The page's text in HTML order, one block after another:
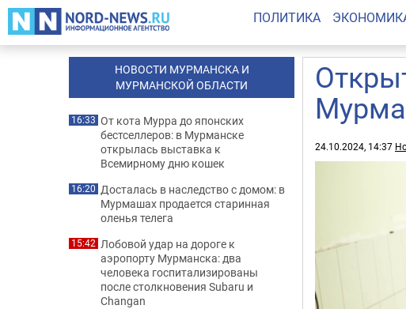
ПОЛИТИКА
24.10.2024, 14:37
НОВОСТИ МУРМАНСКА И
МУРМАНСКОЙ ОБЛАСТИ
16:33 От кота Мурра до японских
бестселлеров: в Мурманске
открылась выставка к
Всемирному дню кошек
16:20 Досталась в наследство с домом: в
Мурмашах продается старинная
оленья телега
15:42 Лобовой удар на дороге к
аэропорту Мурманска: два
человека госпитализированы
после столкновения Subaru и
Changan